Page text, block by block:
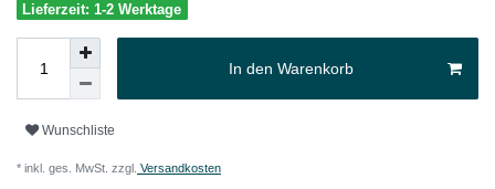
Lieferzeit: 1-2 Werktage
In den Warenkorb
Wunschliste
* inkl. ges. MwSt. zzgl. Versandkosten